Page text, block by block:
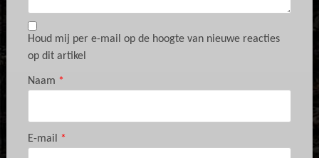
Houd mij per e-mail op de hoogte van nieuwe reacties
op dit artikel
Naam *
E-mail *